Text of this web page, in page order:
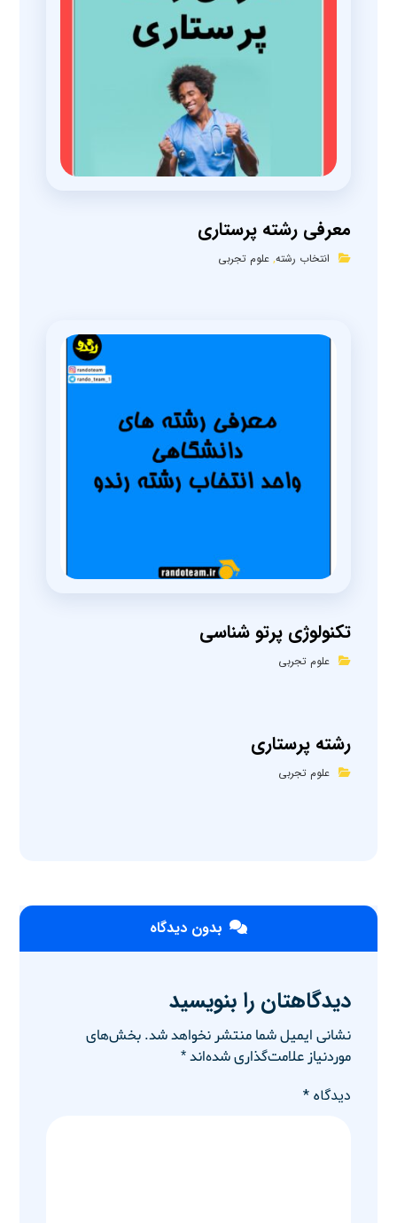
معرفی رشته پرستاری
انتخاب رشته,علوم تجربی
تکنولوژی پرتو شناسی
علوم تجربی
رشته پرستاری
علوم تجربی
بدون دیدگاه
دیدگاهتان را بنویسید
نشانی ایمیل شما منتشر نخواهد شد. بخش‌های
موردنیاز علامت‌گذاری شده‌اند*
دیدگاه*